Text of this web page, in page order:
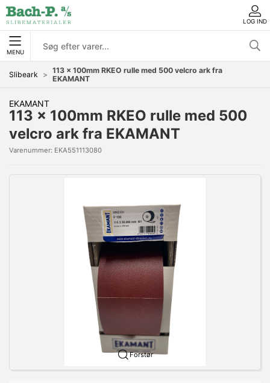
LOG IND
MENU
Slibeark
113 x 100mm RKEO rulle med 500 velcro ark fra
EKAMANT
EKAMANT
113 x 100mm RKEO rulle med 500
velcro ark fra EKAMANT
Varenummer: EKA551113080
Forstør